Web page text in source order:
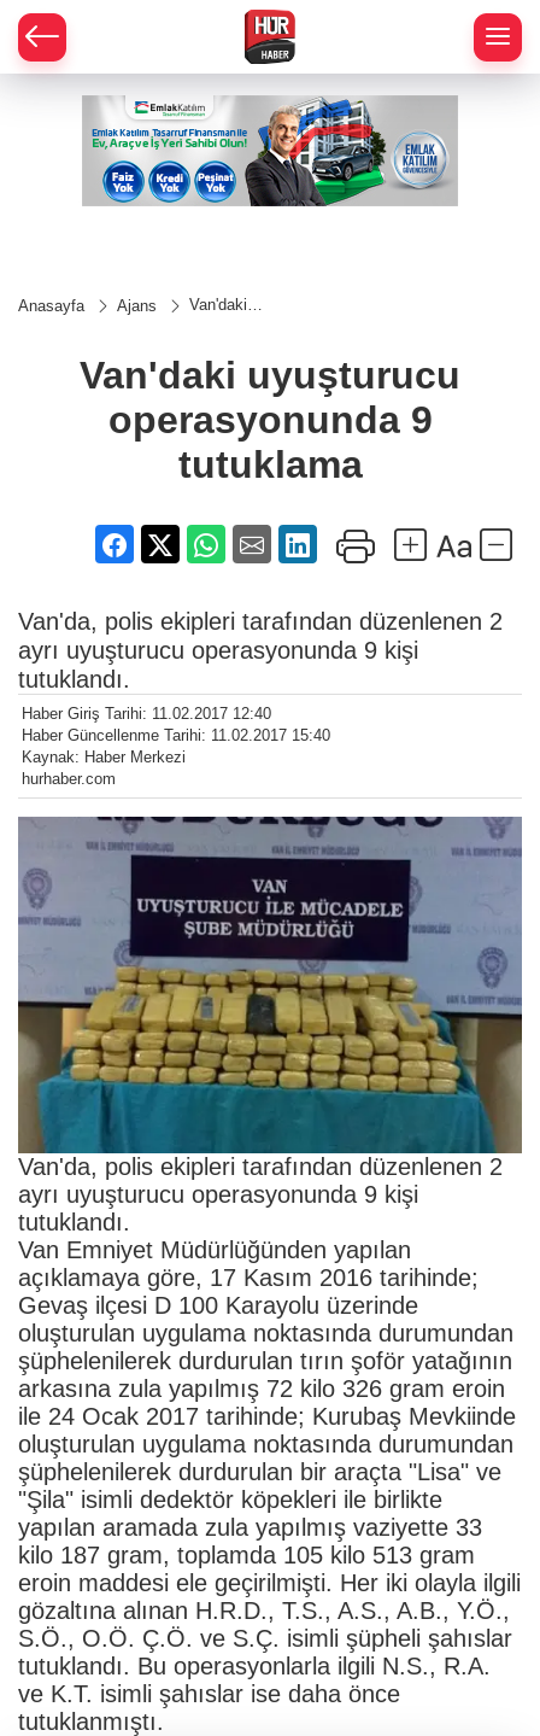
Anasayfa Ajans
Van'daki
9 tutuklama
Van'daki uyuşturucu
operasyonunda 9
tutuklama
Van'da, polis ekipleri tarafından düzenlenen 2
ayrı uyuşturucu operasyonunda 9 kişi
tutuklandı.
Haber Giriş Tarihi: 11.02.2017 12:40
Haber Güncellenme Tarihi: 11.02.2017 15:40
Kaynak: Haber Merkezi
hurhaber.com
Van'da, polis ekipleri tarafından düzenlenen 2
ayrı uyuşturucu operasyonunda 9 kişi
tutuklandı.
Van Emniyet Müdürlüğünden yapılan
açıklamaya göre, 17 Kasım 2016 tarihinde;
Gevaş ilçesi D 100 Karayolu üzerinde
oluşturulan uygulama noktasında durumundan
şüphelenilerek durdurulan tırın şoför yatağının
arkasına zula yapılmış 72 kilo 326 gram eroin
ile 24 Ocak 2017 tarihinde; Kurubaş Mevkiinde
oluşturulan uygulama noktasında durumundan
şüphelenilerek durdurulan bir araçta "Lisa" ve
"Şila" isimli dedektör köpekleri ile birlikte
yapılan aramada zula yapılmış vaziyette 33
kilo 187 gram, toplamda 105 kilo 513 gram
eroin maddesi ele geçirilmişti. Her iki olayla ilgili
gözaltına alınan H.R.D., T.S., A.S., A.B., Y.Ö.,
S.Ö., O.Ö. Ç.Ö. ve S.Ç. isimli şüpheli şahıslar
tutuklandı. Bu operasyonlarla ilgili N.S., R.A.
ve K.T. isimli şahıslar ise daha önce
tutuklanmıştı.